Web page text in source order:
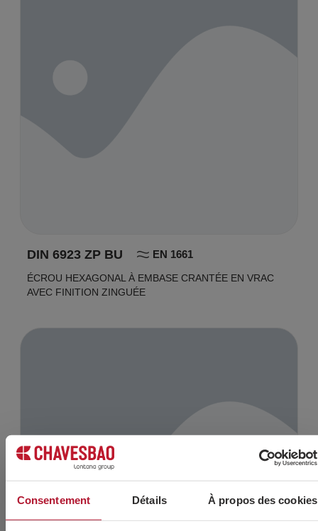
Consentement Détails À propos des cookies
DIN 6923 ZP BU EN 1661
ÉCROU HEXAGONAL À EMBASE CRANTÉE EN VRAC
AVEC FINITION ZINGUÉE